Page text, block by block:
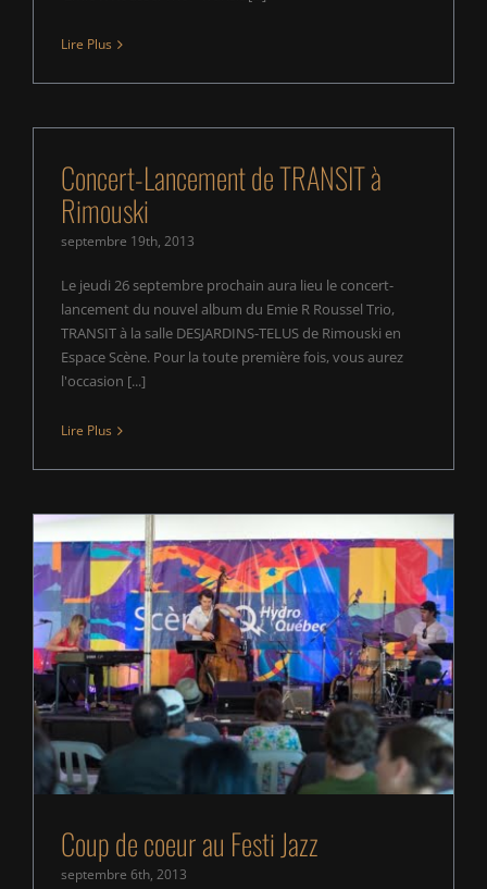
Lire Plus
Concert-Lancement de TRANSIT à
Rimouski
septembre 19th, 2013
Le jeudi 26 septembre prochain aura lieu le concert-
lancement du nouvel album du Emie R Roussel Trio,
TRANSIT à la salle DESJARDINS-TELUS de Rimouski en
Espace Scène. Pour la toute première fois, vous aurez
l'occasion [...]
Lire Plus
Coup de coeur au Festi Jazz
Coup de coeur au Festi Jazz
septembre 6th, 2013